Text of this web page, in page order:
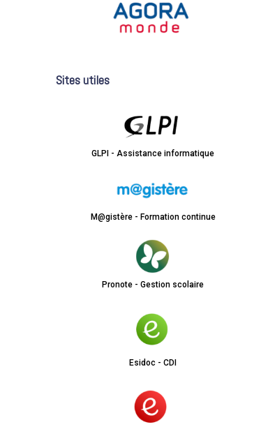
Sites utiles
GLPI - Assistance informatique
M@gistère - Formation continue
Pronote - Gestion scolaire
Esidoc - CDI